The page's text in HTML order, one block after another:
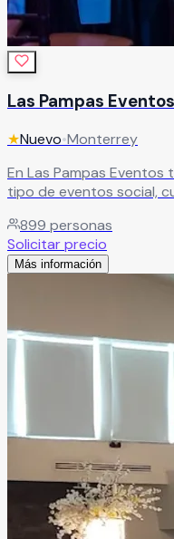
Las Pampas
★Nuevo•Monterrey
En Las Pampas
tipo de eventos social,
todo un acontecimiento.
899 personas
Solicitar precio
Más información